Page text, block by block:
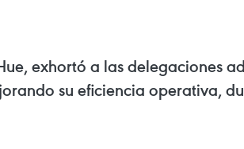
exhortó a las delegaciones
su eficiencia operativa,